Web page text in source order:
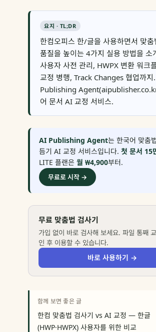
요지 · TL;DR
한컴오피스 한/글을 사용하면서 맞춤
품질을 높이는 4가지 실용 방법을 소
사용자 사전 관리, HWPX 변환 워크
교정 병행, Track Changes 협업까
Publishing
어 문서 AI 교정 서비스.
AI Publishing Agent는 한국어 맞춤
듬기 AI 교정 서비스입니다. 첫 문서 15
LITE 플랜은 월 ₩4,900부터.
무료로 시작 →
무료 맞춤법 검사기
가입 없이 바로 검사해 보세요. 파일 통째
인 후 이용할 수 있습니다.
바로 사용하기 →
함께 보면 좋은 글
한컴 맞춤법 검사기 vs AI 교정 — 한글
(HWP·HWPX) 사용자를 위한 비교